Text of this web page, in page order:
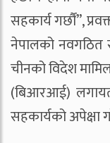
सहकार्य गर्छौं”,
नेपालको नवगठित
चीनको विदेश
(बिआरआई)
सहकार्यको अपेक्षा